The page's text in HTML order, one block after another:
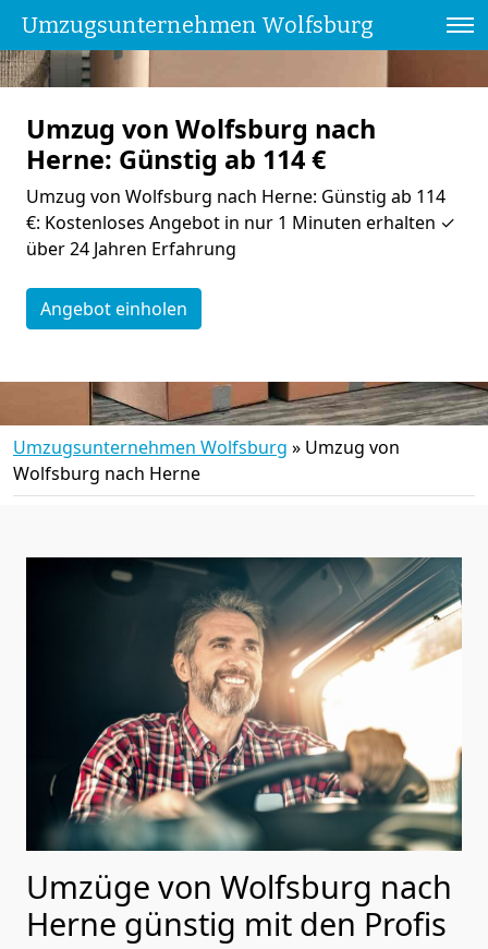
Umzugsunternehmen Wolfsburg
Umzug von Wolfsburg nach
Herne: Günstig ab 114 €
Umzug von Wolfsburg nach Herne: Günstig ab 114
€: Kostenloses Angebot in nur 1 Minuten erhalten ✓
über 24 Jahren Erfahrung
Angebot einholen
Umzugsunternehmen Wolfsburg » Umzug von
Wolfsburg nach Herne
Umzüge von Wolfsburg nach
Herne günstig mit den Profis